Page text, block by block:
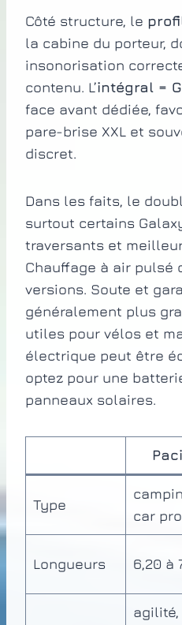
Côté structure, le
la cabine du porteur,
insonorisation
contenu. L’intégral =
face avant dédiée,
pare-brise XXL et
discret.
Dans les faits, le
surtout certains
traversants et
Chauffage à air pulsé
versions. Soute et
généralement plus
utiles pour vélos et
électrique peut être
optez pour une
panneaux solaires.
Type
car
Longueurs 6,20 à
agilité,